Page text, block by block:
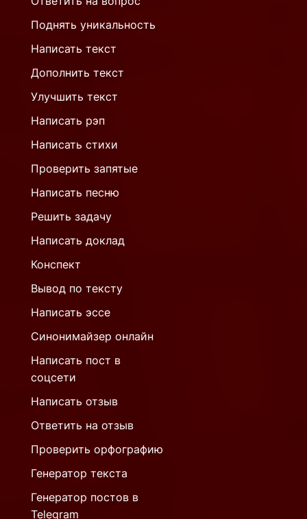
Поднять уникальность
Написать текст
Дополнить текст
Улучшить текст
Написать рэп
Написать стихи
Проверить запятые
Написать песню
Решить задачу
Написать доклад
Конспект
Вывод по тексту
Написать эссе
Синонимайзер онлайн
Написать пост в
соцсети
Написать отзыв
Ответить на отзыв
Проверить орфографию
Генератор текста
Генератор постов в
Telegram